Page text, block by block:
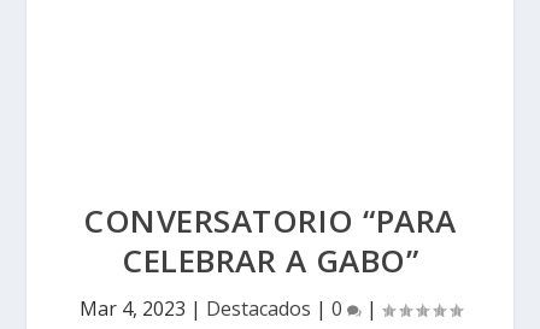
CONVERSATORIO “PARA
CELEBRAR A GABO”
Mar 4, 2023 | Destacados | 0 |